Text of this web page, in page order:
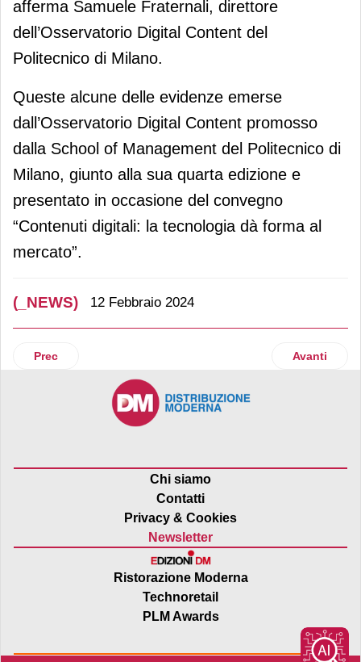
afferma Samuele Fraternali, direttore
dell’Osservatorio Digital Content del
Politecnico di Milano.
Queste alcune delle evidenze emerse
dall’Osservatorio Digital Content promosso
dalla School of Management del Politecnico di
Milano, giunto alla sua quarta edizione e
presentato in occasione del convegno
“Contenuti digitali: la tecnologia dà forma al
mercato”.
(_NEWS) 12 Febbraio 2024
Articolo precedente: Eurospin si espande in Campania
Prec Articolo
Avanti
Chi siamo
Contatti
Privacy & Cookies
Newsletter
Ristorazione Moderna
Technoretail
PLM Awards